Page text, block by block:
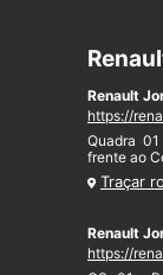
Renault
https://
Quadra
frente ao
Traçar
Renault
https://